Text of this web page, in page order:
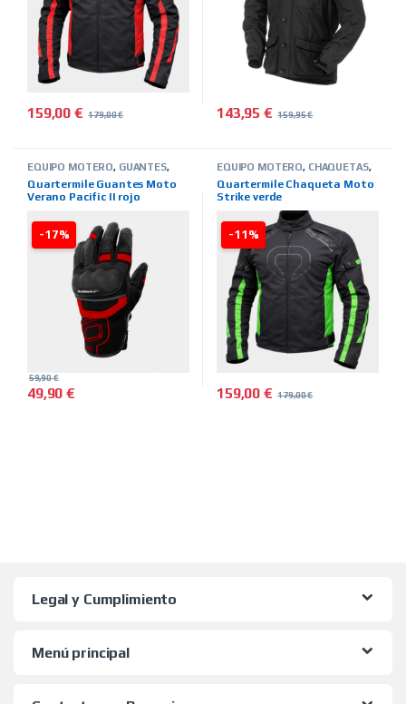
159,00€ 179,00€ 143,95€ 159,95€
-17%
EQUIPO MOTERO, GUANTES,
LINE,MARCAS ,QUARTER MILE
Quartermile Guantes Moto
Verano Pacific II rojo
49,90€
59,90€
-11%
EQUIPO MOTERO, CHAQUETAS,
LINE,MARCAS ,QUARTER MILE
Quartermile Chaqueta Moto
Strike verde
159,00€ 179,00€
Legal y Cumplimiento
Menú principal